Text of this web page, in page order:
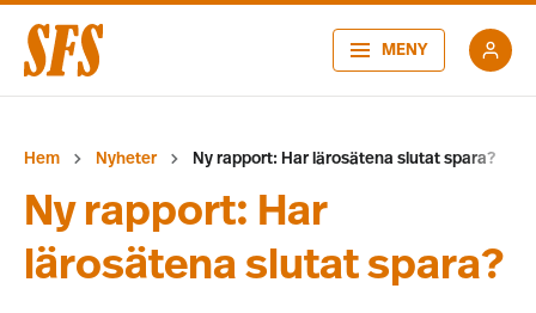
MENY
Hem Nyheter Ny rapport: Har lärosätena slutat spara?
Ny rapport: Har
lärosätena slutat spara?